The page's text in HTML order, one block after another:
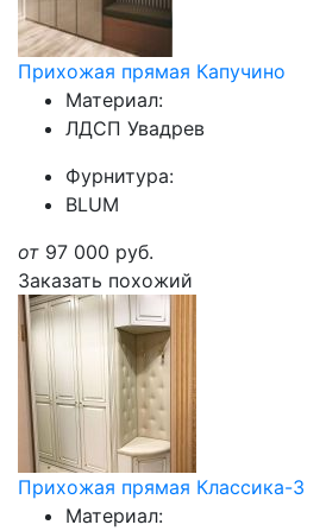
Прихожая прямая Капучино
Материал:
ЛДСП Увадрев
Фурнитура:
BLUM
от 97 000 руб.
Заказать похожий
Прихожая прямая Классика-3
Материал: